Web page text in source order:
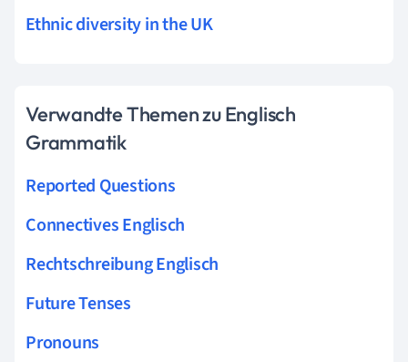
Ethnic diversity in the UK
Verwandte Themen zu Englisch
Grammatik
Reported Questions
Connectives Englisch
Rechtschreibung Englisch
Future Tenses
Pronouns